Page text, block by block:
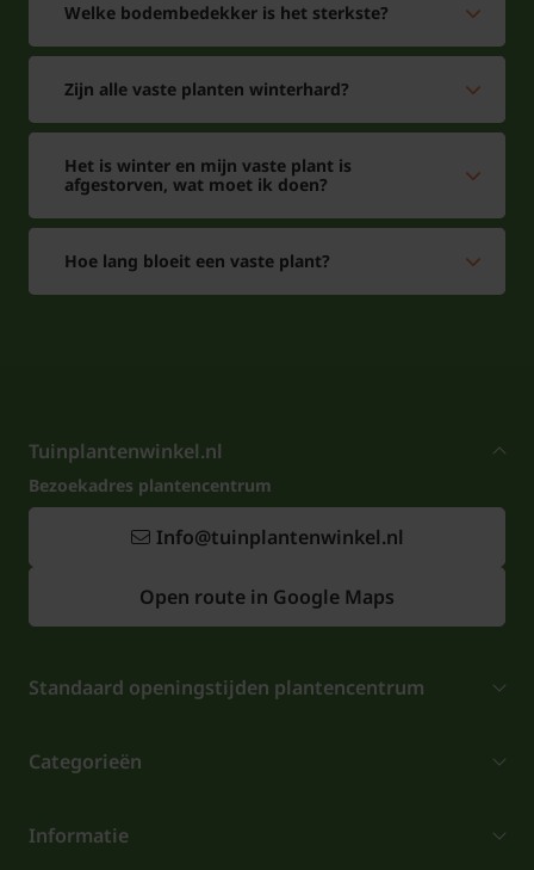
Welke bodembedekker is het sterkste?
Zijn alle vaste planten winterhard?
Het is winter en mijn vaste plant is
afgestorven, wat moet ik doen?
Hoe lang bloeit een vaste plant?
Tuinplantenwinkel.nl
Bezoekadres plantencentrum
Info@tuinplantenwinkel.nl
Open route in Google Maps
Standaard openingstijden plantencentrum
Categorieën
Informatie